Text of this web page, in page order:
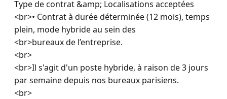
Type de contrat &amp; Localisations acceptées
<br>• Contrat à durée déterminée (12 mois), temps
plein, mode hybride au sein des
<br>bureaux de l’entreprise.
<br>
<br>Il s'agit d'un poste hybride, à raison de 3 jours
par semaine depuis nos bureaux parisiens.
<br>